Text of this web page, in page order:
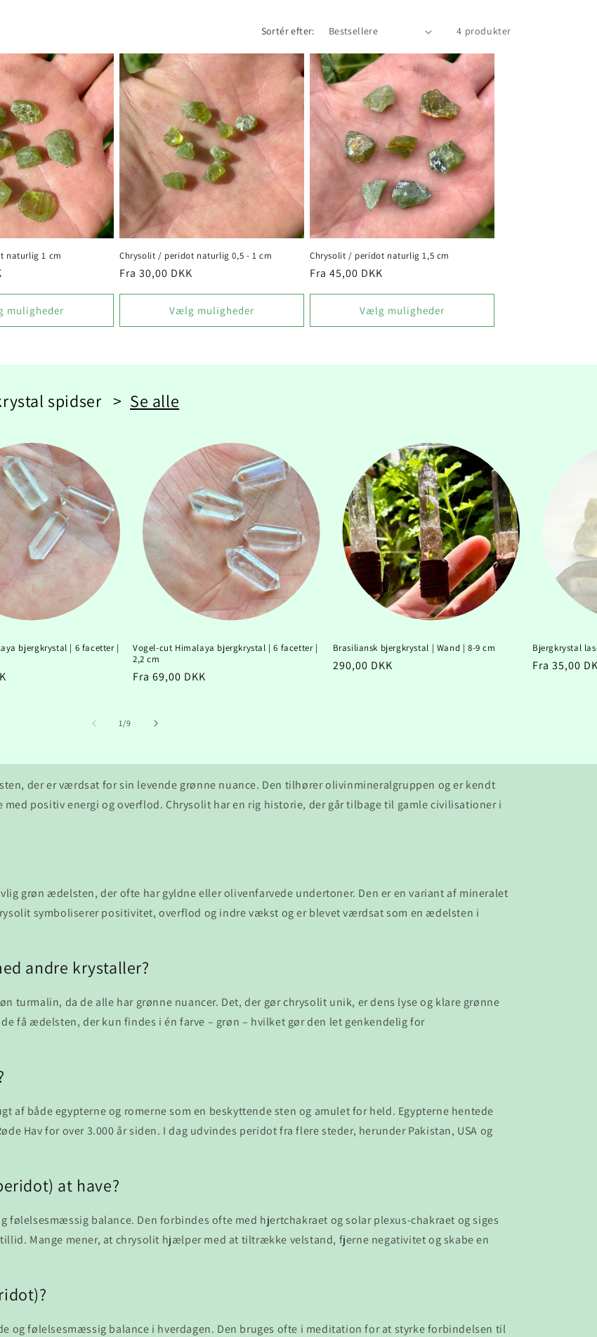
Sortér efter: 4 produkter
naturlig 1 cm
muligheder
Chrysolit / peridot naturlig 0,5 - 1 cm
Normalpris
Fra 30,00 DKK
Vælg muligheder
Chrysolit / peridot naturlig 1,5 cm
Normalpris
Fra 45,00 DKK
Vælg muligheder
spidser > Se alle
bjergkrystal | 6 facetter |
Vogel-cut Himalaya bjergkrystal | 6 facetter |
2,2 cm
Normalpris
Fra 69,00 DKK
Brasiliansk bjergkrystal | Wand | 8-9 cm
Normalpris
290,00 DKK
Bjergkrystal
Normalpris
Fra 35,00
1 /af
9
der er værdsat for sin levende grønne nuance. Den tilhører olivinmineralgruppen og er kendt
positiv energi og overflod. Chrysolit har en rig historie, der går tilbage til gamle civilisationer i
grøn ædelsten, der ofte har gyldne eller olivenfarvede undertoner. Den er en variant af mineralet
symboliserer positivitet, overflod og indre vækst og er blevet værdsat som en ædelsten i
andre krystaller?
turmalin, da de alle har grønne nuancer. Det, der gør chrysolit unik, er dens lyse og klare grønne
få ædelsten, der kun findes i én farve – grøn – hvilket gør den let genkendelig for
af både egypterne og romerne som en beskyttende sten og amulet for held. Egypterne hentede
Hav for over 3.000 år siden. I dag udvindes peridot fra flere steder, herunder Pakistan, USA og
at have?
balance. Den forbindes ofte med hjertchakraet og solar plexus-chakraet og siges
Mange mener, at chrysolit hjælper med at tiltrække velstand, fjerne negativitet og skabe en
og følelsesmæssig balance i hverdagen. Den bruges ofte i meditation for at styrke forbindelsen til